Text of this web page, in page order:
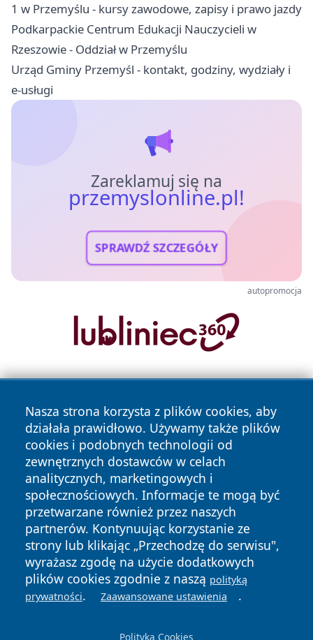
1 w Przemyślu - kursy zawodowe, zapisy i prawo jazdy
Podkarpackie Centrum Edukacji Nauczycieli w
Rzeszowie - Oddział w Przemyślu
Urząd Gminy Przemyśl - kontakt, godziny, wydziały i
e-usługi
Zareklamuj się na
przemyslonline.pl!
SPRAWDŹ SZCZEGÓŁY
autopromocja
Nasza strona korzysta z plików cookies, aby
działała prawidłowo. Używamy także plików
cookies i podobnych technologii od
zewnętrznych dostawców w celach
analitycznych, marketingowych i
społecznościowych. Informacje te mogą być
przetwarzane również przez naszych
partnerów. Kontynuując korzystanie ze
strony lub klikając „Przechodzę do serwisu",
wyrażasz zgodę na użycie dodatkowych
plików cookies zgodnie z naszą polityką
prywatności. Zaawansowane ustawienia .
Polityka Cookies
Copyright © 2026 przemyslonline.pl Wszystkie prawa
zastrzeżone.
News Autorzy
Polityka
Prywatności
Polityka
Cookies